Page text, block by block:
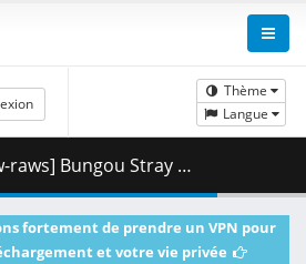
Thème
Langue
Season - 06 [1080p] [ENG].mkv.002 ( 454.81 MB )
fortement de prendre un VPN pour
et votre vie privée